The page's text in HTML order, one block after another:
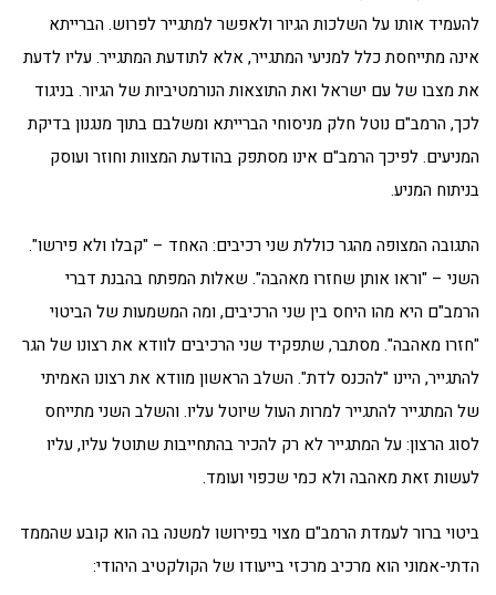
להעמיד אותו על השלכות הגיור ולאפשר למתגייר לפרוש. הברייתא
אינה מתייחסת כלל למניעי המתגייר, אלא לתודעת המתגייר. עליו לדעת
את מצבו של עם ישראל ואת התוצאות הנורמטיביות של הגיור. בניגוד
לכך, הרמב"ם נוטל חלק מניסוחי הברייתא ומשלבם בתוך מנגנון בדיקת
המניעים. לפיכך הרמב"ם אינו מסתפק בהודעת המצוות וחוזר ועוסק
בניתוח המניע.
התגובה המצופה מהגר כוללת שני רכיבים: האחד – "קבלו ולא פירשו".
השני – "וראו אותן שחזרו מאהבה". שאלות המפתח בהבנת דברי
הרמב"ם היא מהו היחס בין שני הרכיבים, ומה המשמעות של הביטוי
"חזרו מאהבה". מסתבר, שתפקיד שני הרכיבים לוודא את רצונו של הגר
להתגייר, היינו "להכנס לדת". השלב הראשון מוודא את רצונו האמיתי
של המתגייר להתגייר למרות העול שיוטל עליו. והשלב השני מתייחס
לסוג הרצון: על המתגייר לא רק להכיר בהתחייבות שתוטל עליו, עליו
לעשות זאת מאהבה ולא כמי שכפוי ועומד.
ביטוי ברור לעמדת הרמב"ם מצוי בפירושו למשנה בה הוא קובע שהממד
הדתי-אמוני הוא מרכיב מרכזי בייעודו של הקולקטיב היהודי: